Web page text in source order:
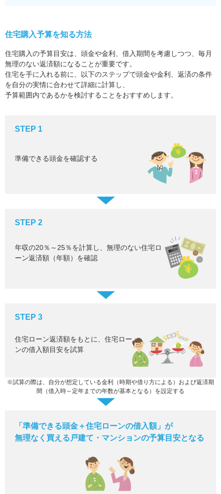
住宅購入予算を知る方法
住宅購入の予算目安は、頭金や金利、借入期間を考慮しつつ、毎月
無理のない返済額になることが重要です。
住宅を手に入れる前に、以下のステップで頭金や金利、返済の条件
を自分の実情に合わせて詳細に計算し、
予算範囲内であるかを検討することをおすすめします。
STEP 1
準備できる頭金を確認する
STEP 2
年収の20％～25％を計算し、無理のない住宅ロ
ーン返済額（年額）を確認
STEP 3
住宅ローン返済額をもとに、住宅ロー
ンの借入額目安を試算
※試算の際は、自分が想定している金利（時期や借り方による）および返済期
間（借入時～定年までの年数が基本となる）を設定する
「準備できる頭金＋住宅ローンの借入額」が
無理なく買える戸建て・マンションの予算目安となる